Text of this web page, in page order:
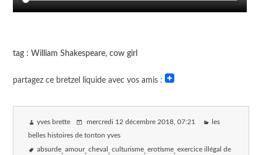
tag : William Shakespeare, cow girl
partagez ce bretzel liquide avec vos amis :
yves brette mercredi 12 décembre 2018 , 07:21 les
belles histoires de tonton yves
absurde amour cheval culturisme erotisme exercice illégal de